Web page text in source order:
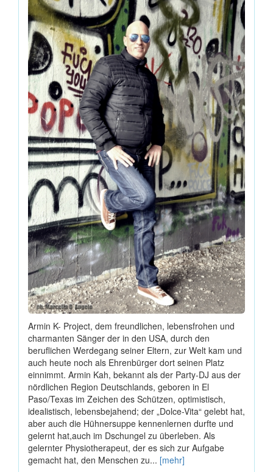
Armin K- Project, dem freundlichen, lebensfrohen und
charmanten Sänger der in den USA, durch den
beruflichen Werdegang seiner Eltern, zur Welt kam und
auch heute noch als Ehrenbürger dort seinen Platz
einnimmt. Armin Kah, bekannt als der Party-DJ aus der
nördlichen Region Deutschlands, geboren in El
Paso/Texas im Zeichen des Schützen, optimistisch,
idealistisch, lebensbejahend; der „Dolce-Vita“ gelebt hat,
aber auch die Hühnersuppe kennenlernen durfte und
gelernt hat,auch im Dschungel zu überleben. Als
gelernter Physiotherapeut, der es sich zur Aufgabe
gemacht hat, den Menschen zu... [mehr]